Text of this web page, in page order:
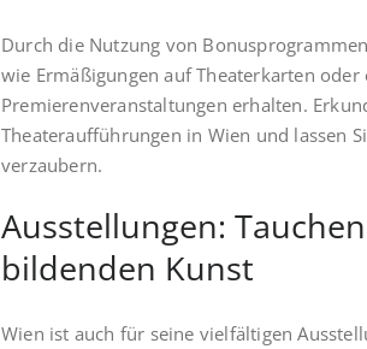
Durch die Nutzung von
wie Ermäßigungen auf Theaterkarten oder
Premierenveranstaltungen erhalten.
Theateraufführungen in Wien und lassen
verzaubern.
Ausstellungen:
bildenden Kunst
Wien ist auch für seine vielfältigen